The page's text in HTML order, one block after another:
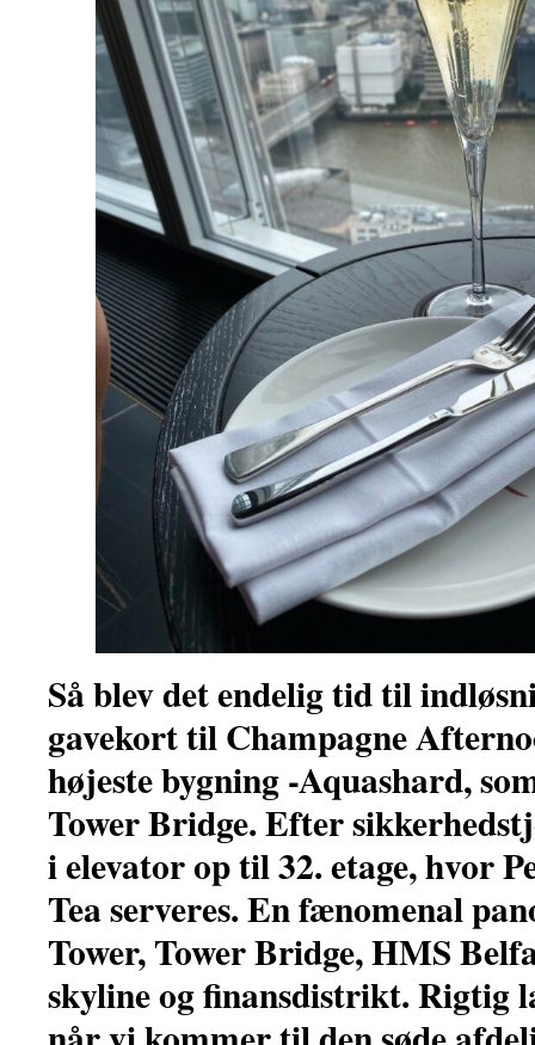
Så blev det endelig tid til
gavekort til Champagne
højeste bygning -Aquashard,
Tower Bridge. Efter
i elevator op til 32. etage, hvor
Tea serveres. En fænomenal
Tower, Tower Bridge, HMS
skyline og finansdistrikt.Rigtig